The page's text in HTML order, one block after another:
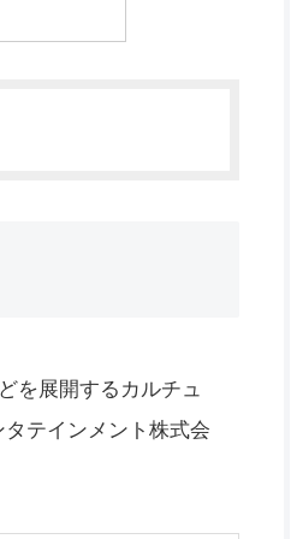
を展開するカルチュ
テインメント株式会